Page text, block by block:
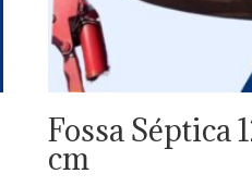
Fossa Séptica
cm